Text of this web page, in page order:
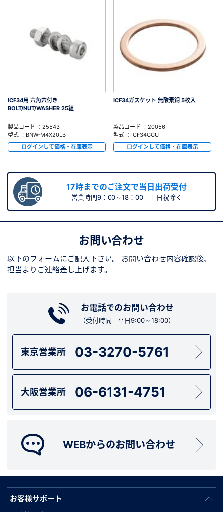
ICF34用 六角穴付き
BOLT/NUT/WASHER 25組
製品コード ：25543
型式 ：BNW-M4X20LB
ログインして価格・在庫表示
ICF34ガスケット 無酸素銅 5枚入
製品コード ：20056
型式 ：ICF34GCU
ログインして価格・在庫表示
17時までのご注文で当日出荷受付
営業時間9：00～18：00 土日祝除く
お問い合わせ
以下のフォームにご記入下さい。
お問い合わせ内容確認後、
担当よりご連絡差し上げます。
お電話でのお問い合わせ
（受付時間 平日9:00～18:00）
東京営業所 03-3270-5761
大阪営業所 06-6131-4751
WEBからのお問い合わせ
お客様サポート